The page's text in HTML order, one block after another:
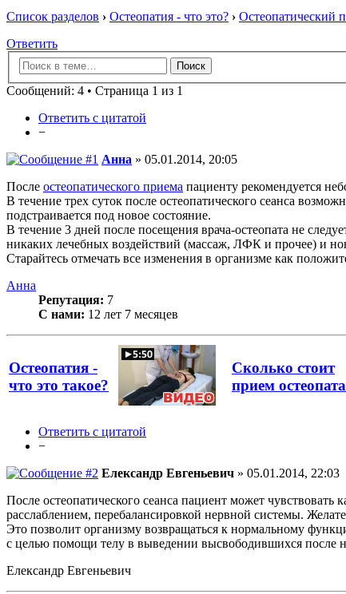
Список разделов › Остеопатия - что это? › Остеопатический
Ответить
Сообщений: 4 • Страница 1 из 1
Ответить с цитатой
−
Анна » 05.01.2014, 20:05
После остеопатического приема пациенту рекомендуется
В течение трех суток после остеопатического сеанса
подстраивается под новое состояние.
В течение 3 дней после посещения врача-остеопата не
никаких лечебных воздействий (массаж, ЛФК и прочее) и
Старайтесь отмечать все изменения в организме как
Анна
Репутация: 7
С нами: 12 лет 7 месяцев
Остеопатия -
что это такое?
Сколько стоит
прием
Ответить с цитатой
−
Елександр Евгеньевич » 05.01.2014, 22:03
После остеопатического сеанса пациент может
расслаблением, перебалансировкой нервной системы.
Это позволит организму возвращаться к нормальному
с целью помощи телу в выведении высвободившихся после
Елександр Евгеньевич